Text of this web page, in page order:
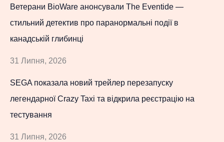
Ветерани BioWare анонсували The Eventide —
стильний детектив про паранормальні події в
канадській глибинці
31 Липня, 2026
SEGA показала новий трейлер перезапуску
легендарної Crazy Taxi та відкрила реєстрацію на
тестування
31 Липня, 2026